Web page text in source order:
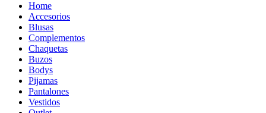
Home
Accesorios
Blusas
Complementos
Chaquetas
Buzos
Bodys
Pijamas
Pantalones
Vestidos